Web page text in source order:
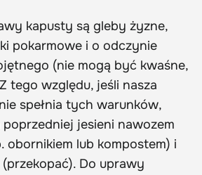
kapusty są gleby żyzne,
pokarmowe i o odczynie
(nie mogą być kwaśne,
tego względu, jeśli nasza
spełnia tych warunków,
jesieni nawozem
obornikiem lub kompostem) i
Do uprawy